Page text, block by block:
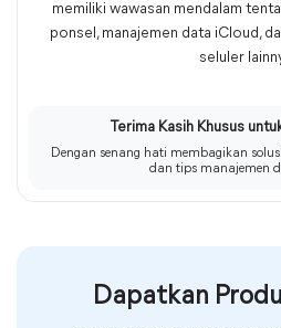
memiliki wawasan mendalam
ponsel, manajemen data iCloud,
seluler
Terima Kasih Khusus
Dengan senang hati membagikan
dan tips manajemen
Dapatkan